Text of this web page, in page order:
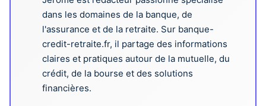
dans les domaines de la banque, de
l'assurance et de la retraite. Sur banque-
credit-retraite.fr, il partage des informations
claires et pratiques autour de la mutuelle, du
crédit, de la bourse et des solutions
financières.